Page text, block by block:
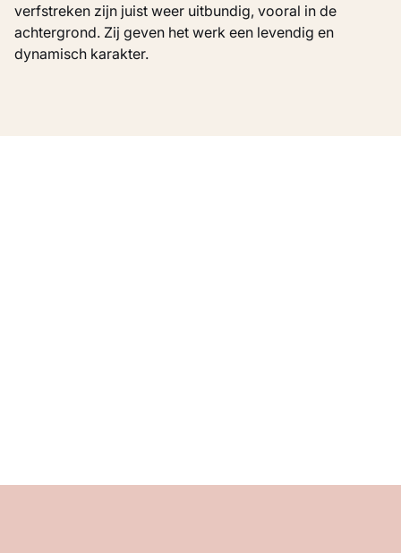
verfstreken zijn juist weer uitbundig, vooral in de
achtergrond. Zij geven het werk een levendig en
dynamisch karakter.